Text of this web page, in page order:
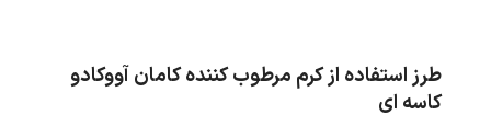
طرز استفاده از کرم مرطوب کننده کامان آووکادو
کاسه ای